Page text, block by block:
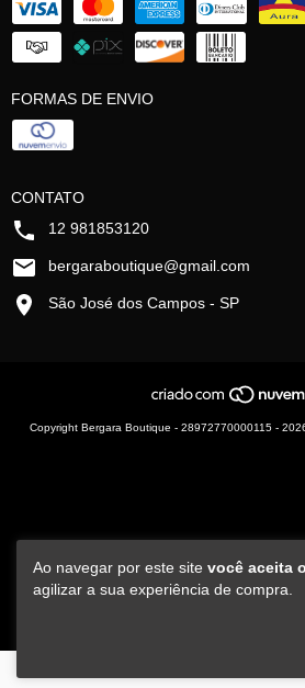
Ao navegar por este site você aceita
agilizar a sua experiência de compra.
FORMAS DE ENVIO
CONTATO
12 981853120
bergaraboutique@gmail.com
São José dos Campos - SP
Copyright Bergara Boutique - 28972770000115 -